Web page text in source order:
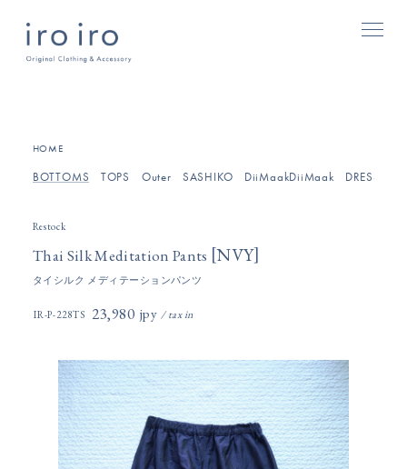
HOME
BOTTOMS TOPS Outer SASHIKO DiiMaakDiiMaak DRESSES/
Restock
Thai Silk Meditation Pants [NVY]
タイシルク メディテーションパンツ
IR-P-228TS 23,980円(税込)